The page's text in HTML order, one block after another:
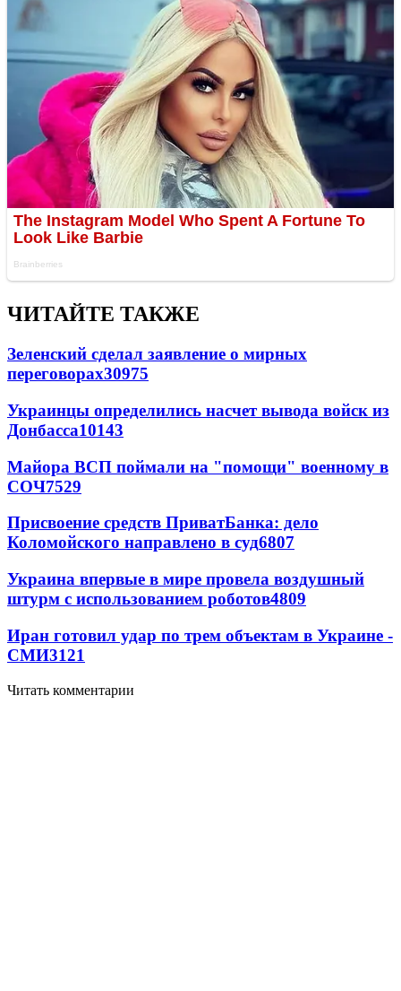
ЧИТАЙТЕ ТАКЖЕ
Зеленский сделал заявление о мирных
переговорах30975
Украинцы определились насчет вывода войск из
Донбасса10143
Майора ВСП поймали на "помощи" военному в
СОЧ7529
Присвоение средств ПриватБанка: дело
Коломойского направлено в суд6807
Украина впервые в мире провела воздушный
штурм с использованием роботов4809
Иран готовил удар по трем объектам в Украине -
СМИ3121
Читать комментарии